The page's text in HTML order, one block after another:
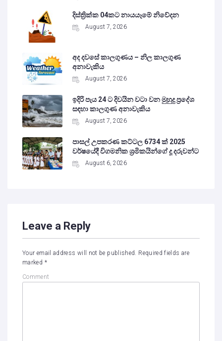
දිස්ත්‍රික්ක 04කට නායයෑමේ නිවේදන
August 7, 2026
අද දවසේ කාලගුණය – නිල කාලගුණ
අනාවැකිය
August 7, 2026
ඉදිරි පැය 24 ට දිවයින වටා වන මුහුදු ප්‍රදේශ
සඳහා කාලගුණ අනාවැකිය
August 7, 2026
පාසල් උපකරණ කට්ටල 6734 ක් 2025
වර්ෂයේදී විගමනික ශ්‍රමිකයින්ගේ දූ දරුවන්ට
August 6, 2026
Leave a Reply
Your email address will not be published. Required fields are
marked *
Comment